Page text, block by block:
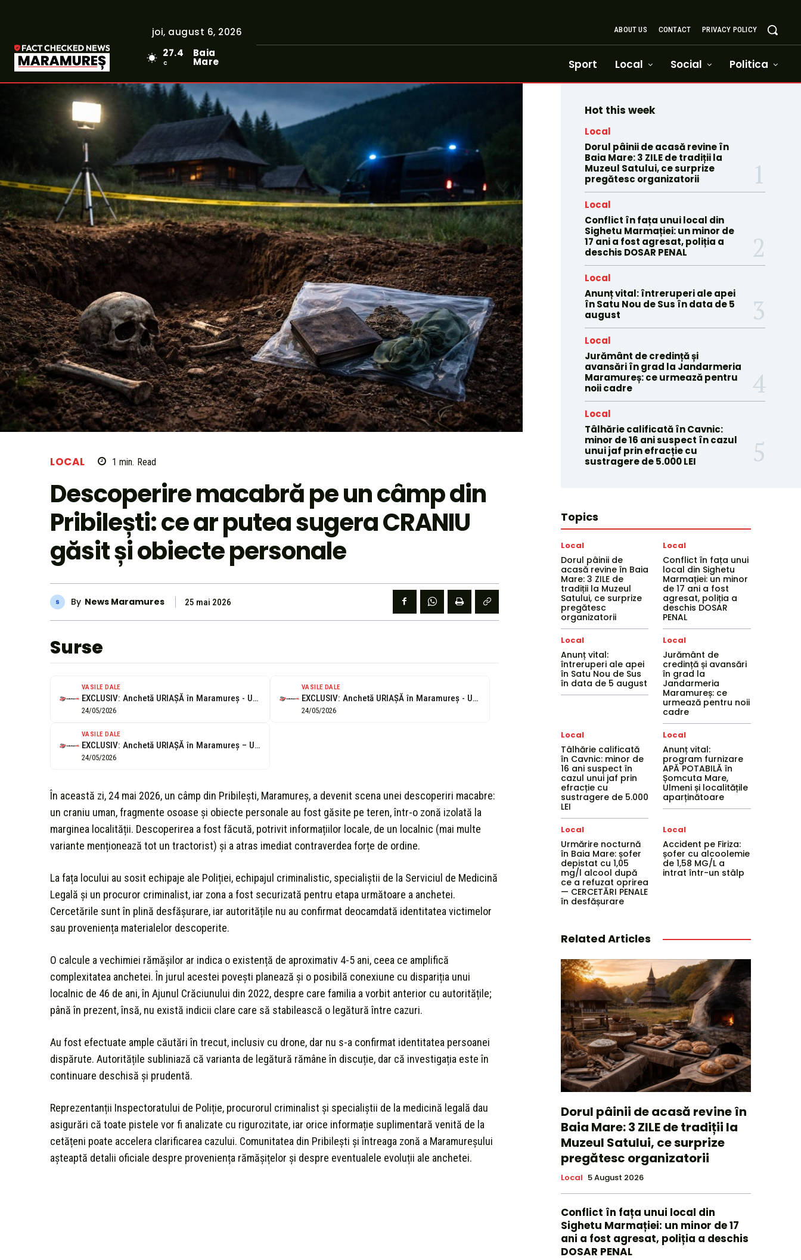
joi, august 6, 2026
27.4
C
Baia
Mare
ABOUT US CONTACT PRIVACY POLICY
Sport Local Social Politica
LOCAL 1 min. Read
Descoperire macabră pe un câmp din
Pribilești: ce ar putea sugera CRANIU
găsit și obiecte personale
By News Maramures 25 mai 2026
Surse
VASILE DALE
EXCLUSIV: Anchetă URIAȘĂ în Maramureș - Un craniu, un picior, o jeacă...
24/05/2026
VASILE DALE
EXCLUSIV: Anchetă URIAȘĂ în Maramureș - Un craniu, un picior, o jeacă...
24/05/2026
VASILE DALE
EXCLUSIV: Anchetă URIAȘĂ în Maramureș – Un craniu, un picior, o geacă...
24/05/2026
În această zi, 24 mai 2026, un câmp din Pribilești, Maramureș, a devenit scena unei descoperiri macabre:
un craniu uman, fragmente osoase și obiecte personale au fost găsite pe teren, într-o zonă izolată la
marginea localității. Descoperirea a fost făcută, potrivit informațiilor locale, de un localnic (mai multe
variante menționează tot un tractorist) și a atras imediat contraverdea forțe de ordine.
La fața locului au sosit echipaje ale Poliției, echipajul criminalistic, specialiștii de la Serviciul de Medicină
Legală și un procuror criminalist, iar zona a fost securizată pentru etapa următoare a anchetei.
Cercetările sunt în plină desfășurare, iar autoritățile nu au confirmat deocamdată identitatea victimelor
sau proveniența materialelor descoperite.
O calcule a vechimiei rămășilor ar indica o existență de aproximativ 4-5 ani, ceea ce amplifică
complexitatea anchetei. În jurul acestei povești planează și o posibilă conexiune cu dispariția unui
localnic de 46 de ani, în Ajunul Crăciunului din 2022, despre care familia a vorbit anterior cu autoritățile;
până în prezent, însă, nu există indicii clare care să stabilească o legătură între cazuri.
Au fost efectuate ample căutări în trecut, inclusiv cu drone, dar nu s-a confirmat identitatea persoanei
dispărute. Autoritățile subliniază că varianta de legătură rămâne în discuție, dar că investigația este în
continuare deschisă și prudentă.
Reprezentanții Inspectoratului de Poliție, procurorul criminalist și specialiștii de la medicină legală dau
asigurări că toate pistele vor fi analizate cu rigurozitate, iar orice informație suplimentară venită de la
cetățeni poate accelera clarificarea cazului. Comunitatea din Pribilești și întreaga zonă a Maramureșului
așteaptă detalii oficiale despre proveniența rămășițelor și despre eventualele evoluții ale anchetei.
Hot this week
Local
Dorul pâinii de acasă revine în
Baia Mare: 3 ZILE de tradiții la
Muzeul Satului, ce surprize
pregătesc organizatorii
Local
Conflict în fața unui local din
Sighetu Marmației: un minor de
17 ani a fost agresat, poliția a
deschis DOSAR PENAL
Local
Anunț vital: întreruperi ale apei
în Satu Nou de Sus în data de 5
august
Local
Jurământ de credință și
avansări în grad la Jandarmeria
Maramureș: ce urmează pentru
noii cadre
Local
Tâlhărie calificată în Cavnic:
minor de 16 ani suspect în cazul
unui jaf prin efracție cu
sustragere de 5.000 LEI
Topics
Local
Dorul pâinii de
acasă revine în Baia
Mare: 3 ZILE de
tradiții la Muzeul
Satului, ce surprize
pregătesc
organizatorii
Local
Conflict în fața unui
local din Sighetu
Marmației: un minor
de 17 ani a fost
agresat, poliția a
deschis DOSAR
PENAL
Local
Anunț vital:
întreruperi ale apei
în Satu Nou de Sus
în data de 5 august
Local
Jurământ de
credință și avansări
în grad la
Jandarmeria
Maramureș: ce
urmează pentru noii
cadre
Local
Tâlhărie calificată
în Cavnic: minor de
16 ani suspect în
cazul unui jaf prin
efracție cu
sustragere de 5.000
LEI
Local
Anunț vital:
program furnizare
APĂ POTABILĂ în
Șomcuta Mare,
Ulmeni și localitățile
aparținătoare
Local
Urmărire nocturnă
în Baia Mare: șofer
depistat cu 1,05
mg/l alcool după
ce a refuzat oprirea
— CERCETĂRI PENALE
în desfășurare
Local
Accident pe Firiza:
șofer cu alcoolemie
de 1,58 MG/L a
intrat într-un stâlp
Related Articles
Dorul pâinii de acasă revine în
Baia Mare: 3 ZILE de tradiții la
Muzeul Satului, ce surprize
pregătesc organizatorii
Local 5 August 2026
Conflict în fața unui local din
Sighetu Marmației: un minor de 17
ani a fost agresat, poliția a deschis
DOSAR PENAL